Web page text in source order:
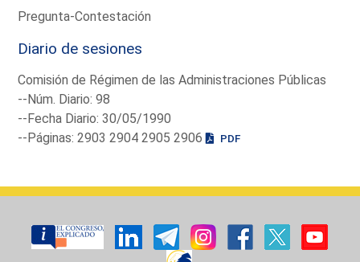
Pregunta-Contestación
Diario de sesiones
Comisión de Régimen de las Administraciones Públicas
--Núm. Diario: 98
--Fecha Diario: 30/05/1990
--Páginas: 2903 2904 2905 2906
PDF